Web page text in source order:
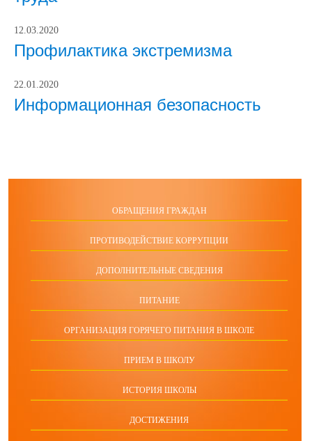
12.03.2020
Профилактика экстремизма
22.01.2020
Информационная безопасность
ОБРАЩЕНИЯ ГРАЖДАН
ПРОТИВОДЕЙСТВИЕ КОРРУПЦИИ
ДОПОЛНИТЕЛЬНЫЕ СВЕДЕНИЯ
ПИТАНИЕ
ОРГАНИЗАЦИЯ ГОРЯЧЕГО ПИТАНИЯ В ШКОЛЕ
ПРИЕМ В ШКОЛУ
ИСТОРИЯ ШКОЛЫ
ДОСТИЖЕНИЯ